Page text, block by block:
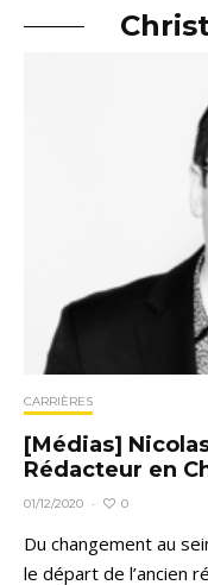
CARRIÈRES
[Médias]
Rédacteur en
01/12/2020 · 0
Du changement au
le départ de l’ancien